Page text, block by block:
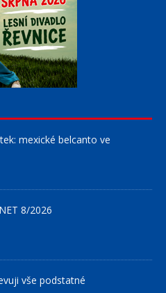
mexické belcanto ve
8/2026
vše podstatné